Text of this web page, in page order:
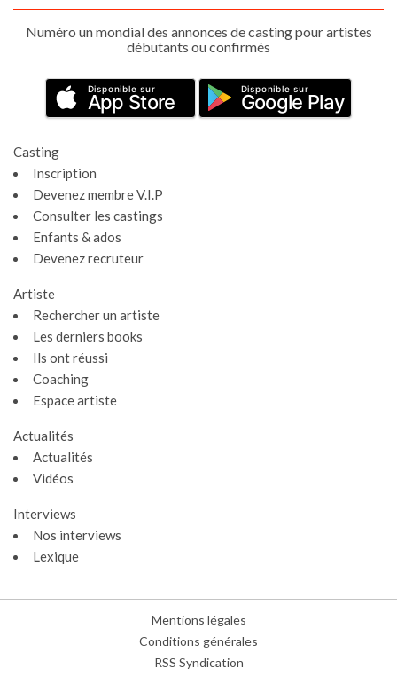
Numéro un mondial des annonces de casting pour artistes
débutants ou confirmés
Disponible sur
App Store
Disponible sur
Google Play
Casting
Inscription
Devenez membre V.I.P
Consulter les castings
Enfants & ados
Devenez recruteur
Artiste
Rechercher un artiste
Les derniers books
Ils ont réussi
Coaching
Espace artiste
Actualités
Actualités
Vidéos
Interviews
Nos interviews
Lexique
Mentions légales
Conditions générales
RSS Syndication
Gestion des cookies
Nous utilisons des cookies qui facilitent l'utilisation du site,
améliorent la performance et la sécurité du site internet.
service.
À quoi servent ces cookies :